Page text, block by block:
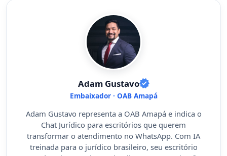
Adam Gustavo
Embaixador · OAB Amapá
Adam Gustavo representa a OAB Amapá e indica o
Chat Jurídico para escritórios que querem
transformar o atendimento no WhatsApp. Com IA
treinada para o jurídico brasileiro, seu escritório